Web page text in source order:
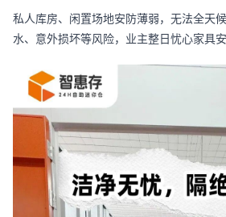
私人库房、闲置场地安防薄弱，无法全天
水、意外损坏等风险，业主整日忧心家具安